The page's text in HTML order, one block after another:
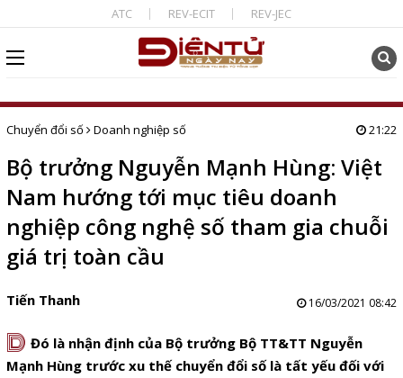
ATC REV-ECIT REV-JEC
Chuyển đổi số Doanh nghiệp số 21:22
Bộ trưởng Nguyễn Mạnh Hùng: Việt
Nam hướng tới mục tiêu doanh
nghiệp công nghệ số tham gia chuỗi
giá trị toàn cầu
Tiến Thanh 16/03/2021 08:42
D Đó là nhận định của Bộ trưởng Bộ TT&TT Nguyễn
Mạnh Hùng trước xu thế chuyển đổi số là tất yếu đối với